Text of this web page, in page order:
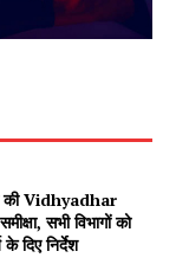
की Vidhyadhar
सभी विभागों को
दिए निर्देश